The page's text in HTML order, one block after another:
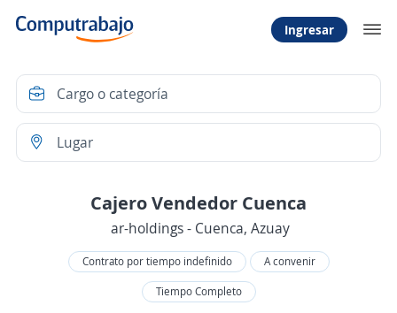
Ingresar
Cajero Vendedor Cuenca
ar-holdings - Cuenca, Azuay
Contrato por tiempo indefinido
A convenir
Tiempo Completo